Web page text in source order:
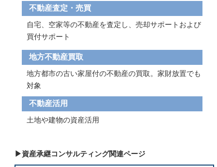
不動産査定・売買
自宅、空家等の不動産を査定し、売却サポートおよび
買付サポート
地方不動産買取
地方都市の古い家屋付の不動産の買取。家財放置でも
対象
不動産活用
土地や建物の資産活用
▶資産承継コンサルティング関連ページ